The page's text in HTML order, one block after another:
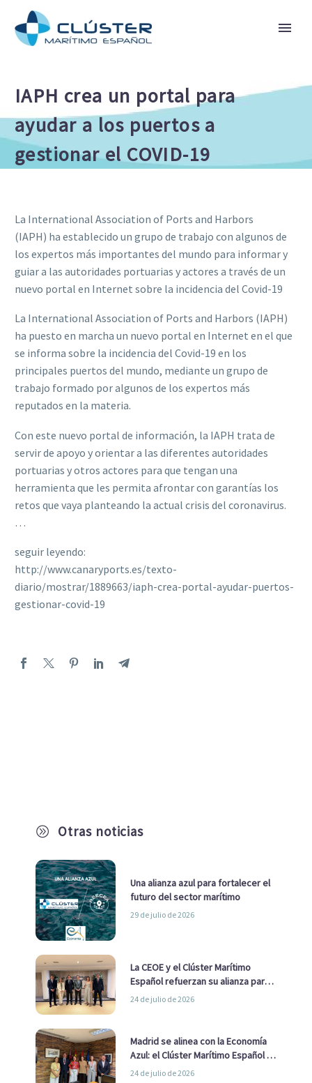
IAPH crea un portal para
ayudar a los puertos a
gestionar el COVID-19
A Otras noticias
Una alianza azul para fortalecer el
futuro del sector marítimo
29 de julio de 2026
La CEOE y el Clúster Marítimo
Español refuerzan su alianza para
impulsar una estrategia Nacional
24 de julio de 2026
Madrid se alinea con la Economía
Azul: el Clúster Marítimo Español y
la Real Liga Naval avanzan alianzas
24 de julio de 2026
La International Association of Ports and Harbors
(IAPH) ha establecido un grupo de trabajo con algunos de
los expertos más importantes del mundo para informar y
guiar a las autoridades portuarias y actores a través de un
nuevo portal en Internet sobre la incidencia del Covid-19
La International Association of Ports and Harbors (IAPH)
ha puesto en marcha un nuevo portal en Internet en el que
se informa sobre la incidencia del Covid-19 en los
principales puertos del mundo, mediante un grupo de
trabajo formado por algunos de los expertos más
reputados en la materia.
Con este nuevo portal de información, la IAPH trata de
servir de apoyo y orientar a las diferentes autoridades
portuarias y otros actores para que tengan una
herramienta que les permita afrontar con garantías los
retos que vaya planteando la actual crisis del coronavirus.
…
seguir leyendo:
http://www.canaryports.es/texto-
diario/mostrar/1889663/iaph-crea-portal-ayudar-puertos-
gestionar-covid-19